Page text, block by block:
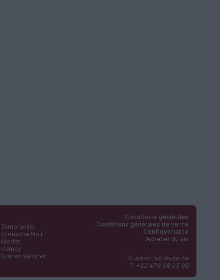
Tempranillo
Grenache Noir
Merlot
Gamay
Grüner Veltliner
Conditions générales
Conditions générales de vente
Confidentialité
Acheter du vin
E: admin (at) levipe.be
T: +32 473 98 05 96